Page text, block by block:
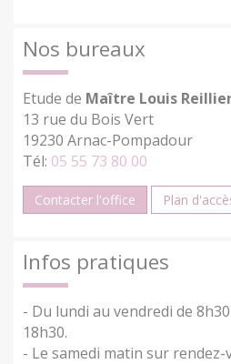
Nos bureaux
Etude de Maître Louis
13 rue du Bois Vert
19230 Arnac-Pompadour
Tél: 05 55 73 80 00
Contacter l'office Plan
Infos pratiques
- Du lundi au vendredi de
18h30.
- Le samedi matin sur rendez-